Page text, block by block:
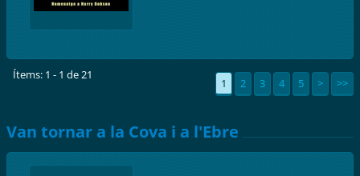
Ítems: 1 - 1 de 21
1 2 3 4 5 > >>
Van tornar a la Cova i a l'Ebre